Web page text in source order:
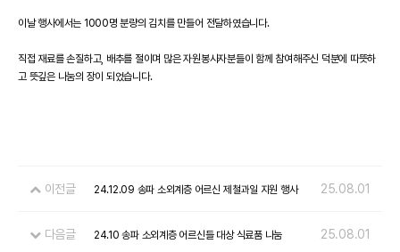
이날 행사에서는 1000명 분량의 김치를 만들어 전달하였습니다.
직접 재료를 손질하고, 배추를 절이며 많은 자원봉사자분들이 함께 참여해주신 덕분에 따뜻하
고 뜻깊은 나눔의 장이 되었습니다.
이전글 24.12.09 송파 소외계층 어르신 제철과일 지원 행사 25.08.01
다음글 24.10 송파 소외계층 어르신들 대상 식료품 나눔 25.08.01